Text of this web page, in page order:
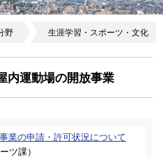
野 生涯学習・スポーツ・文化
内運動場の開放事業
業の申請・許可状況について
ツ課）